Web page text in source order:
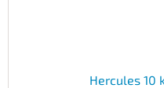
Hercules 10